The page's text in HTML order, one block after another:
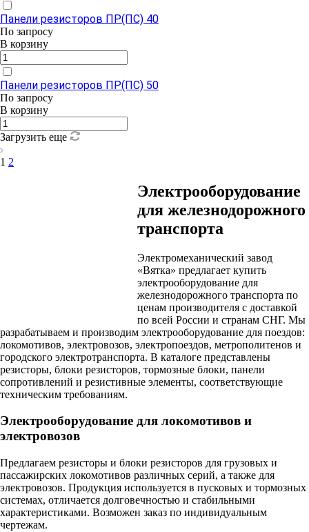
Панели резисторов ПР(ПС) 40
По запросу
В корзину
Панели резисторов ПР(ПС) 50
По запросу
В корзину
Загрузить еще
1 2
Электрооборудование
для железнодорожного
транспорта
Электромеханический завод
«Вятка» предлагает купить
электрооборудование для
железнодорожного транспорта по
ценам производителя с доставкой
по всей России и странам СНГ. Мы
разрабатываем и производим электрооборудование для поездов:
локомотивов, электровозов, электропоездов, метрополитенов и
городского электротранспорта. В каталоге представлены
резисторы, блоки резисторов, тормозные блоки, панели
сопротивлений и резистивные элементы, соответствующие
техническим требованиям.
Электрооборудование для локомотивов и
электровозов
Предлагаем резисторы и блоки резисторов для грузовых и
пассажирских локомотивов различных серий, а также для
электровозов. Продукция используется в пусковых и тормозных
системах, отличается долговечностью и стабильными
характеристиками. Возможен заказ по индивидуальным
чертежам.